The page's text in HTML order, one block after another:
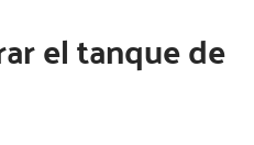
el tanque de